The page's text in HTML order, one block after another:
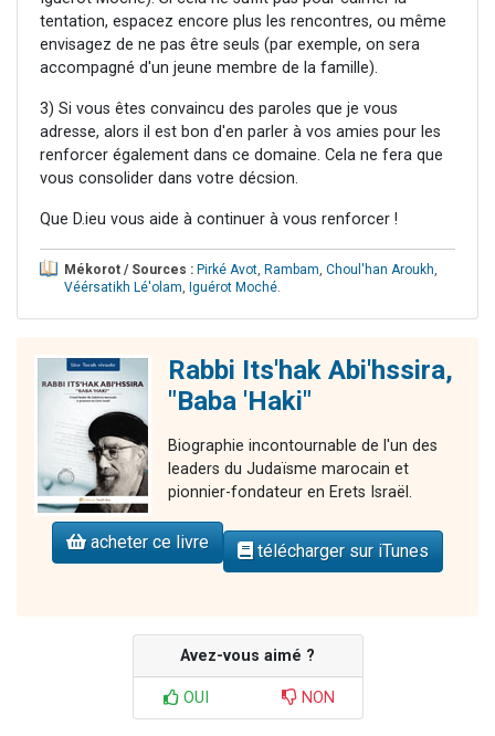
tentation, espacez encore plus les rencontres, ou même
envisagez de ne pas être seuls (par exemple, on sera
accompagné d'un jeune membre de la famille).
3) Si vous êtes convaincu des paroles que je vous
adresse, alors il est bon d'en parler à vos amies pour les
renforcer également dans ce domaine. Cela ne fera que
vous consolider dans votre décsion.
Que D.ieu vous aide à continuer à vous renforcer !
Mékorot / Sources : Pirké Avot, Rambam, Choul'han Aroukh,
Véérsatikh Lé'olam, Iguérot Moché.
Rabbi Its'hak Abi'hssira,
"Baba 'Haki"
Biographie incontournable de l'un des
leaders du Judaïsme marocain et
pionnier-fondateur en Erets Israël.
acheter ce livre télécharger sur iTunes
Avez-vous aimé ?
OUI NON